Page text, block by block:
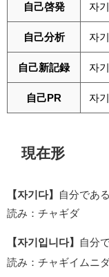
自己啓発 자
自己分析 자
自己新記録 자
自己PR 자
現在形
【자기다】
自分である
読み：チャギダ
【자기입니다】 自分
読み：チャギイムニ